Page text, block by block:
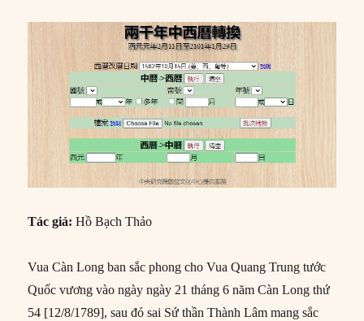
Tác giả:Hồ Bạch Thảo
Vua Càn Long ban sắc phong cho Vua Quang Trung tước
Quốc vương vào ngày ngày 21 tháng 6 năm Càn Long thứ
54 [12/8/1789], sau đó sai Sứ thần Thành Lâm mang sắc